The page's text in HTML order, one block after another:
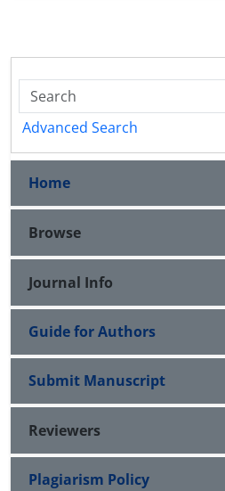
Advanced Search
Home
Browse
Journal Info
Guide for Authors
Submit Manuscript
Reviewers
Plagiarism Policy